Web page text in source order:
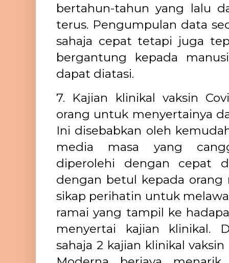
bertahun-tahun yang lalu
terus. Pengumpulan data
sahaja cepat tetapi juga
bergantung kepada
dapat diatasi.
7. Kajian klinikal vaksin
orang untuk menyertainya
Ini disebabkan oleh
media masa yang
diperolehi dengan cepat
dengan betul kepada orang
sikap perihatin untuk
ramai yang tampil ke
menyertai kajian klinikal.
sahaja 2 kajian klinikal